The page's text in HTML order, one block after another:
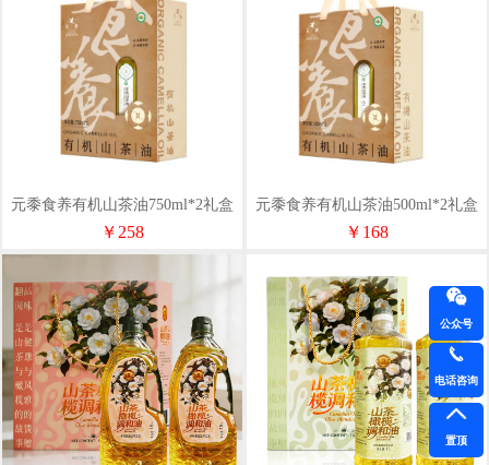
元黍食养有机山茶油750ml*2礼盒
￥258
元黍食养有机山茶油500ml*2礼盒
￥168
公众号
电话咨询
置顶